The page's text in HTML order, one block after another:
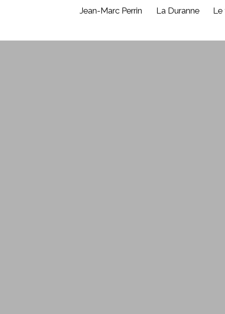
Jean-Marc Perrin La Duranne Le